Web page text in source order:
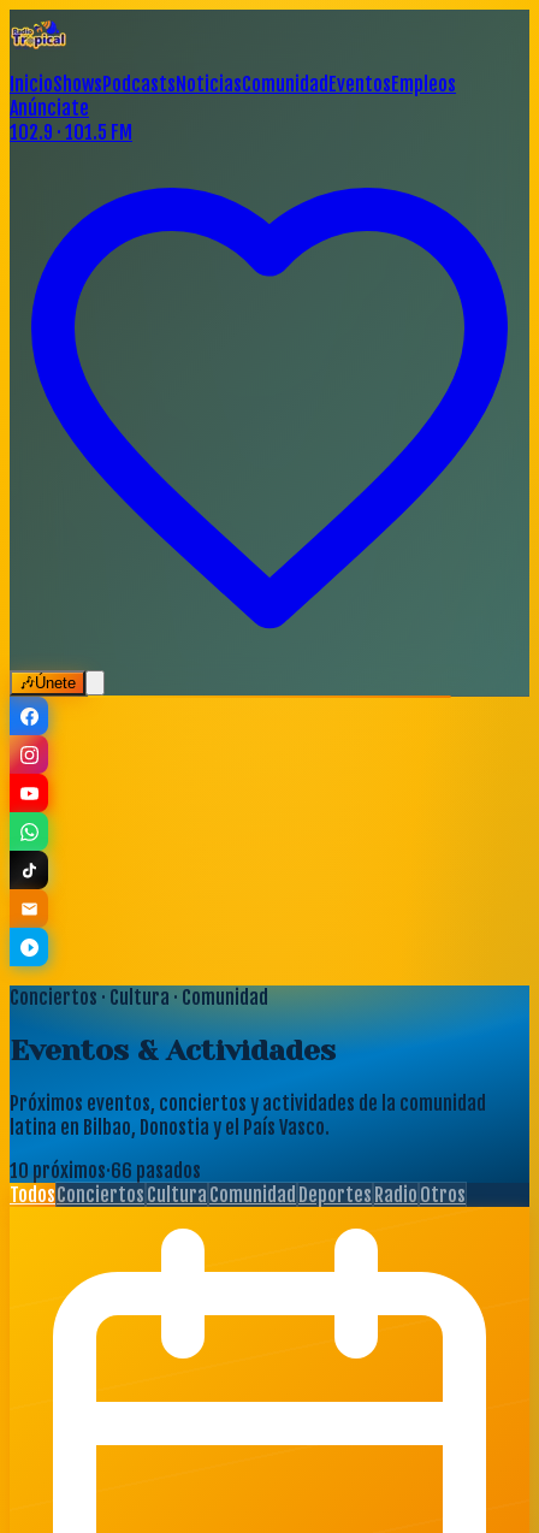
InicioShows Podcasts NoticiasComunidad Eventos Empleos
Anúnciate
102.9 · 101.5 FM
🎶Únete
Conciertos · Cultura · Comunidad
Eventos & Actividades
Próximos eventos, conciertos y actividades de la comunidad
latina en Bilbao, Donostia y el País Vasco.
10 próximos·66 pasados
TodosConciertos Cultura Comunidad Deportes Radio Otros